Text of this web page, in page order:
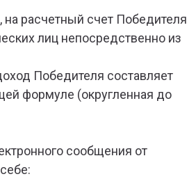
расчетный счет Победителя
лиц непосредственно из
Победителя составляет
формуле (округленная до
сообщения от